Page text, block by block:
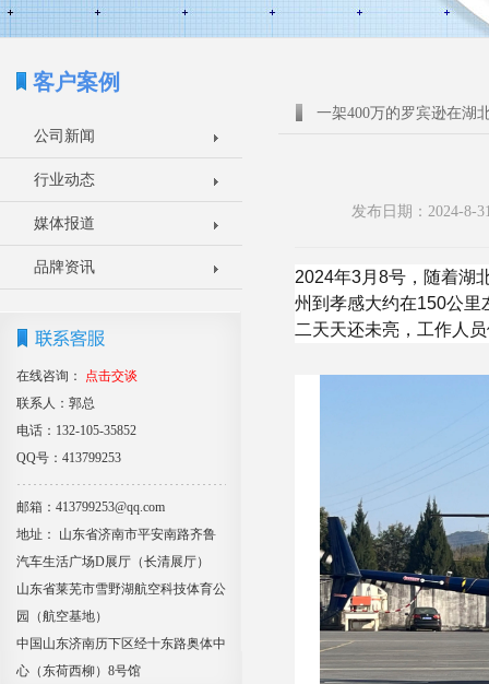
客户案例
公司新闻
行业动态
媒体报道
品牌资讯
在线咨询：
点击交谈
联系人：郭总
电话：132-105-35852
QQ号：413799253
邮箱：413799253@qq.com
地址： 山东省济南市平安南路齐鲁
汽车生活广场D展厅（长清展厅）
山东省莱芜市雪野湖航空科技体育公
园（航空基地）
中国山东济南历下区经十东路奥体中
心（东荷西柳）8号馆
一架400万的罗宾逊在湖
发布日期：2024-8-
2024年3月8号，随着湖
州到孝感大约在150公里
二天天还未亮，工作人